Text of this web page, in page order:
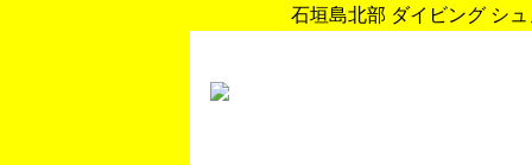
石垣島北部 ダイビング シ